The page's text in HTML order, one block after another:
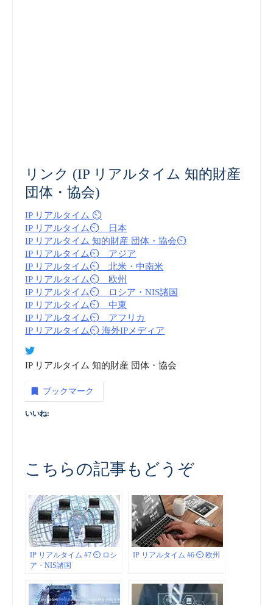
リンク (IP リアルタイム 知的財産
団体・協会)
IP リアルタイム ⏲
IP リアルタイム⏲ 日本
IP リアルタイム 知的財産 団体・協会⏲
IP リアルタイム⏲ アジア
IP リアルタイム⏲ 北米・中南米
IP リアルタイム⏲ 欧州
IP リアルタイム⏲ ロシア・NIS諸国
IP リアルタイム⏲ 中東
IP リアルタイム⏲ アフリカ
IP リアルタイム⏲ 海外IPメディア
IP リアルタイム 知的財産 団体・協会
ブックマーク
いいね:
こちらの記事もどうぞ
IP リアルタイム #7 ⏲ ロシ
ア・NIS諸国
IP リアルタイム #6 ⏲ 欧州